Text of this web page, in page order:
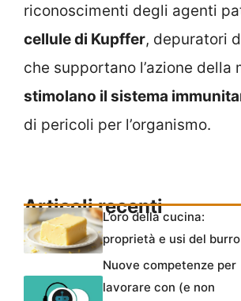
riconoscimenti degli agenti
cellule di Kupffer, depuratori
che supportano l’azione della
stimolano il sistema
di pericoli per l’organismo.
Articoli recenti
L’oro della cucina:
proprietà e usi del burro
Nuove competenze per
lavorare con (e non